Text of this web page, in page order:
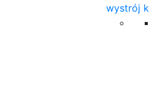
wystrój